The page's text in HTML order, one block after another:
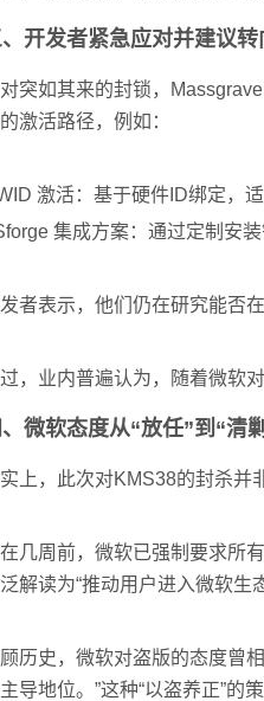
开发者紧急应对并建议
突如其来的封锁，
激活路径，例如：
激活：基于硬件ID绑定，
集成方案：通过定制安装
者表示，他们仍在研究能否
，业内普遍认为，随着微软
微软态度从“放任”到“清
上，此次对KMS38的封杀并
几周前，微软已强制要求所
解读为“推动用户进入微软生
历史，微软对盗版的态度曾
导地位。”这种“以盗养正”的